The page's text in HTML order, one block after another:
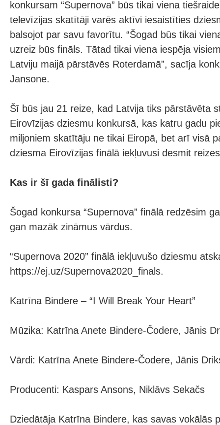
konkursam “Supernova” būs tikai viena
televīzijas skatītāji varēs aktīvi iesaistīties
balsojot par savu favorītu. “Šogad būs tikai
uzreiz būs fināls. Tātad tikai viena iespēja
Latviju maijā pārstāvēs Roterdamā”, sacīja
Jansone.
Šī būs jau 21 reize, kad Latvija tiks pārstāvēta
Eirovīzijas dziesmu konkursā, kas katru gadu
miljoniem skatītāju ne tikai Eiropā, bet arī visā
dziesma Eirovīzijas finālā iekļuvusi desmit
Kas ir šī gada finālisti?
Šogad konkursa “Supernova” finālā redzēsim
gan mazāk zināmus vārdus.
“Supernova 2020” finālā iekļuvušo dziesmu
https://ej.uz/Supernova2020_finals.
Katrīna Bindere – “I Will Break Your Heart”
Mūzika: Katrīna Anete Bindere-Čodere, Jānis
Vārdi: Katrīna Anete Bindere-Čodere, Jānis
Producenti: Kaspars Ansons, Niklāvs Sekačs
Dziedātāja Katrīna Bindere, kas savas vokālās